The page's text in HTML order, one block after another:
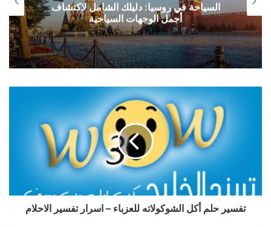
السياحة في روسيا: دليلك الشامل لاكتشاف
أجمل الوجهات السياحية
تفسير حلم أكل الشوكولاته للعزباء – اسرار تفسير الاحلام